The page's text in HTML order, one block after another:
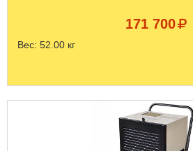
171 700
Вес: 52.00 кг